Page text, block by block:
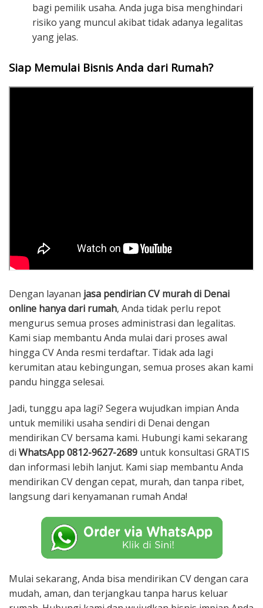
bagi pemilik usaha. Anda juga bisa menghindari
risiko yang muncul akibat tidak adanya legalitas
yang jelas.
Siap Memulai Bisnis Anda dari Rumah?
Dengan layanan jasa pendirian CV murah di Denai
online hanya dari rumah, Anda tidak perlu repot
mengurus semua proses administrasi dan legalitas.
Kami siap membantu Anda mulai dari proses awal
hingga CV Anda resmi terdaftar. Tidak ada lagi
kerumitan atau kebingungan, semua proses akan kami
pandu hingga selesai.
Jadi, tunggu apa lagi? Segera wujudkan impian Anda
untuk memiliki usaha sendiri di Denai dengan
mendirikan CV bersama kami. Hubungi kami sekarang
di WhatsApp 0812-9627-2689 untuk konsultasi GRATIS
dan informasi lebih lanjut. Kami siap membantu Anda
mendirikan CV dengan cepat, murah, dan tanpa ribet,
langsung dari kenyamanan rumah Anda!
Mulai sekarang, Anda bisa mendirikan CV dengan cara
mudah, aman, dan terjangkau tanpa harus keluar